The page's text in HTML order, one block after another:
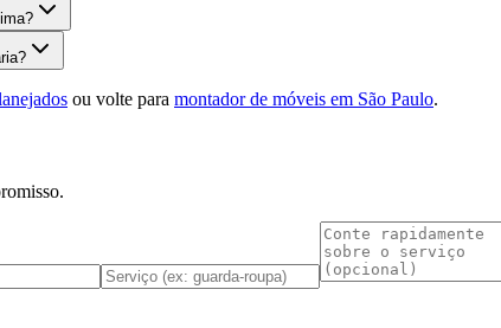
ou volte para montador de móveis em São Paulo.